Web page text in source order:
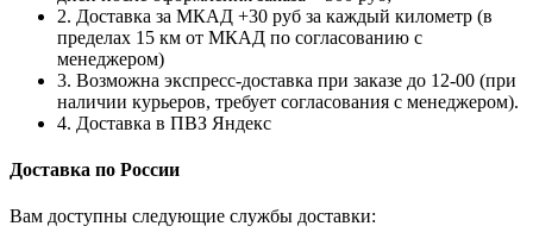
2. Доставка за МКАД +30 руб за каждый километр (в
пределах 15 км от МКАД по согласованию с
менеджером)
3. Возможна экспресс-доставка при заказе до 12-00 (при
наличии курьеров, требует согласования с менеджером).
4. Доставка в ПВЗ Яндекс
Доставка по России
Вам доступны следующие службы доставки: